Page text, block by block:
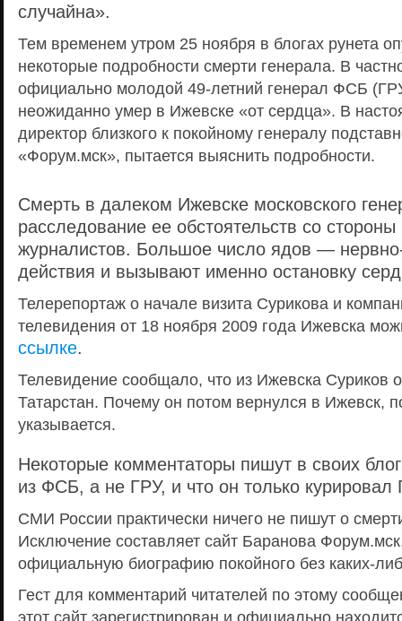
случайна».
Тем временем утром 25 ноября в блогах рунета
некоторые подробности смерти генерала. В
официально молодой 49-летний генерал ФСБ
неожиданно умер в Ижевске «от сердца». В
директор близкого к покойному генералу
«Форум.мск», пытается выяснить подробности.
Смерть в далеком Ижевске московского
расследование ее обстоятельств со
журналистов. Большое число ядов — нервно-
действия и вызывают именно остановку
Телерепортаж о начале визита Сурикова и
телевидения от 18 ноября 2009 года Ижевска
ссылке.
Телевидение сообщало, что из Ижевска Суриков
Татарстан. Почему он потом вернулся в Ижевск,
указывается.
Некоторые комментаторы пишут в своих
из ФСБ, а не ГРУ, и что он только
СМИ России практически ничего не пишут о
Исключение составляет сайт Баранова
официальную биографию покойного без каких-
Гест для комментарий читателей по этому
этот сайт зарегистрирован и официально